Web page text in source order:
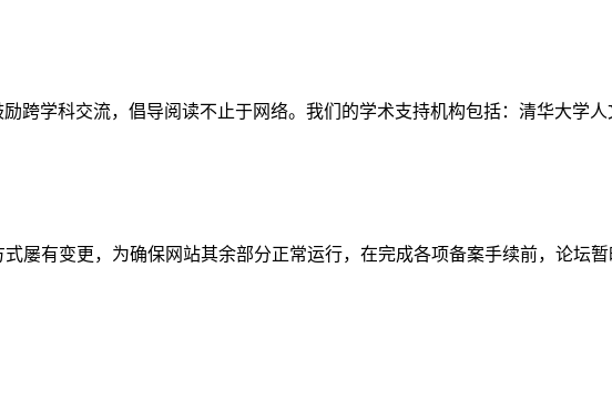
跨学科交流，倡导阅读不止于网络。我们的学术支持机构包括：清华大学人
屡有变更，为确保网站其余部分正常运行，在完成各项备案手续前，论坛